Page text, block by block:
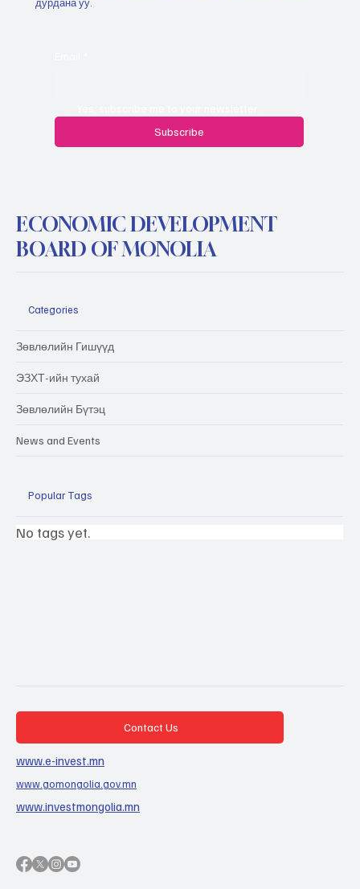
Subscribe
ECONOMIC DEVELOPMENT
BOARD OF MONOLIA
Categories
Зөвлөлийн Гишүүд
ЭЗХТ-ийн тухай
Зөвлөлийн Бүтэц
News and Events
Popular Tags
No tags yet.
Contact Us
www.e-invest.mn
www.gomongolia.gov.mn
www.investmongolia.mn